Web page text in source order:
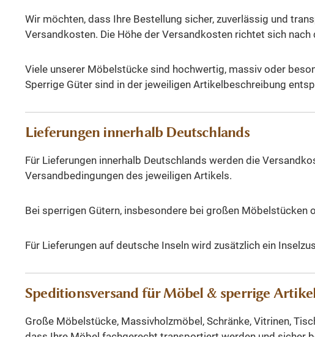
Wir möchten, dass Ihre Bestellung sicher, zuverlässig und
Versandkosten. Die Höhe der Versandkosten richtet sich
Viele unserer Möbelstücke sind hochwertig, massiv oder
Sperrige Güter sind in der jeweiligen Artikelbeschreibung
Lieferungen innerhalb Deutschlands
Für Lieferungen innerhalb Deutschlands werden die
Versandbedingungen des jeweiligen Artikels.
Bei sperrigen Gütern, insbesondere bei großen
Für Lieferungen auf deutsche Inseln wird zusätzlich ein
Speditionsversand für Möbel & sperrige
Große Möbelstücke, Massivholzmöbel, Schränke, Vitrinen,